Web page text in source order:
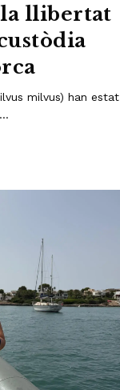
llibertat
milvus) han estat